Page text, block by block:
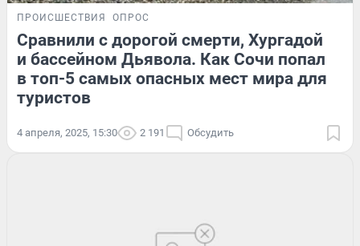
ПРОИСШЕСТВИЯ ОПРОС
Сравнили с дорогой смерти, Хургадой
и бассейном Дьявола. Как Сочи попал
в топ-5 самых опасных мест мира для
туристов
4 апреля, 2025, 15:30 2 191 Обсудить